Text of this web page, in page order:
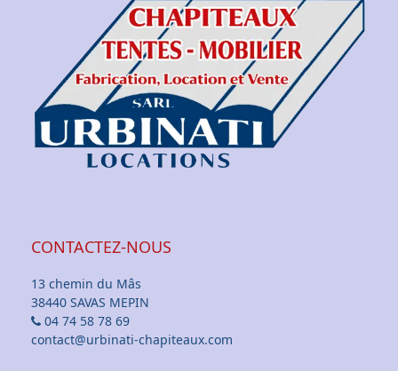
CONTACTEZ-NOUS
13 chemin du Mâs
38440 SAVAS MEPIN
04 74 58 78 69
contact@urbinati-chapiteaux.com